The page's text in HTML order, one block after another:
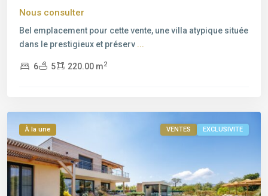
Nous consulter
Bel emplacement pour cette vente, une villa atypique située
dans le prestigieux et préserv ...
6 5 220.00 m2
Cala
Rossa,
Porto-
Lecci,
À la une VENTES EXCLUSIVITE